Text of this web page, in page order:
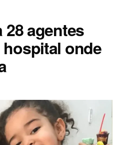
28 agentes
onde